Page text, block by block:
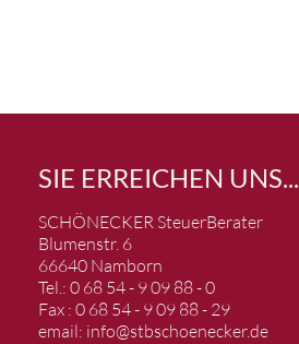
SIE ERREICHEN UNS...
SCHÖNECKER SteuerBerater
Blumenstr. 6
66640 Namborn
Tel.: 0 68 54 - 9 09 88 - 0
Fax : 0 68 54 - 9 09 88 - 29
email: info@stbschoenecker.de